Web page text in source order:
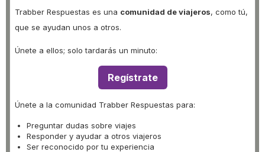
Trabber Respuestas es una comunidad de viajeros, como tú,
que se ayudan unos a otros.
Únete a ellos; solo tardarás un minuto:
Regístrate
Únete a la comunidad Trabber Respuestas para:
Preguntar dudas sobre viajes
Responder y ayudar a otros viajeros
Ser reconocido por tu experiencia